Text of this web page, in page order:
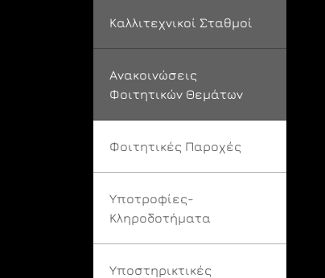
Καλλιτεχνικοί Σταθμοί
Ανακοινώσεις
Φοιτητικών Θεμάτων
Φοιτητικές Παροχές
Υποτροφίες-
Κληροδοτήματα
Υποστηρικτικές